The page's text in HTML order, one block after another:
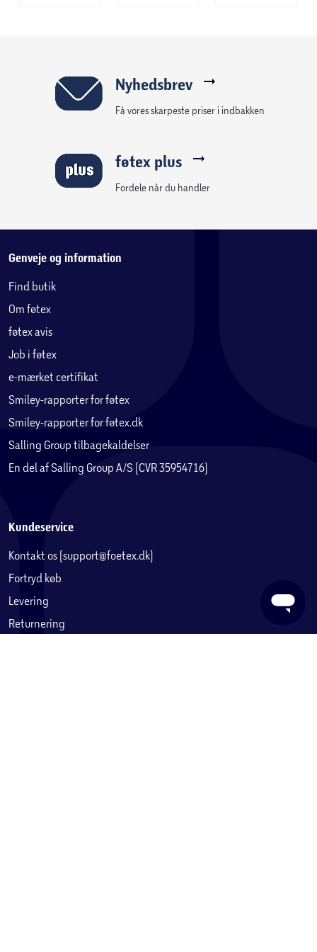
Nyhedsbrev
Få vores skarpeste priser i indbakken
føtex plus
Fordele når du handler
Genveje og information
Find butik
Om føtex
føtex avis
Job i føtex
e-mærket certifikat
Smiley-rapporter for føtex
Smiley-rapporter for føtex.dk
Salling Group tilbagekaldelser
En del af Salling Group A/S (CVR 35954716)
Kundeservice
Kontakt os (support@foetex.dk)
Fortryd køb
Levering
Returnering